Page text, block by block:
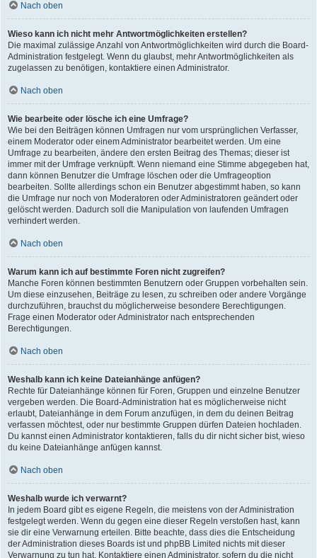
Nach oben
Wieso kann ich nicht mehr Antwortmöglichkeiten erstellen?
Die maximal zulässige Anzahl von Antwortmöglichkeiten wird durch die Board-
Administration festgelegt. Wenn du glaubst, mehr Antwortmöglichkeiten als
zugelassen zu benötigen, kontaktiere einen Administrator.
Nach oben
Wie bearbeite oder lösche ich eine Umfrage?
Wie bei den Beiträgen können Umfragen nur vom ursprünglichen Verfasser,
einem Moderator oder einem Administrator bearbeitet werden. Um eine
Umfrage zu bearbeiten, ändere den ersten Beitrag des Themas; dieser ist
immer mit der Umfrage verknüpft. Wenn niemand eine Stimme abgegeben hat,
dann können Benutzer die Umfrage löschen oder die Umfrageoption
bearbeiten. Sollte allerdings schon ein Benutzer abgestimmt haben, so kann
die Umfrage nur noch von Moderatoren oder Administratoren geändert oder
gelöscht werden. Dadurch soll die Manipulation von laufenden Umfragen
verhindert werden.
Nach oben
Warum kann ich auf bestimmte Foren nicht zugreifen?
Manche Foren können bestimmten Benutzern oder Gruppen vorbehalten sein.
Um diese einzusehen, Beiträge zu lesen, zu schreiben oder andere Vorgänge
durchzuführen, brauchst du möglicherweise besondere Berechtigungen.
Frage einen Moderator oder Administrator nach entsprechenden
Berechtigungen.
Nach oben
Weshalb kann ich keine Dateianhänge anfügen?
Rechte für Dateianhänge können für Foren, Gruppen und einzelne Benutzer
vergeben werden. Die Board-Administration hat es möglicherweise nicht
erlaubt, Dateianhänge in dem Forum anzufügen, in dem du deinen Beitrag
verfassen möchtest, oder nur bestimmte Gruppen dürfen Dateien hochladen.
Du kannst einen Administrator kontaktieren, falls du dir nicht sicher bist, wieso
du keine Dateianhänge anfügen kannst.
Nach oben
Weshalb wurde ich verwarnt?
In jedem Board gibt es eigene Regeln, die meistens von der Administration
festgelegt werden. Wenn du gegen eine dieser Regeln verstoßen hast, kann
sie dir eine Verwarnung erteilen. Bitte beachte, dass dies die Entscheidung
der Administration dieses Boards ist und phpBB Limited nichts mit dieser
Verwarnung zu tun hat. Kontaktiere einen Administrator, sofern du die nicht